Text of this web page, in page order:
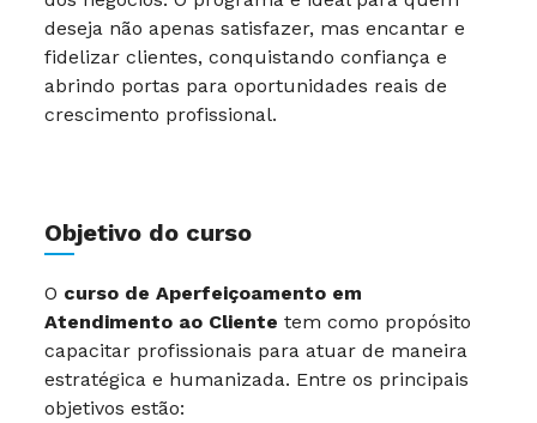
deseja não apenas satisfazer, mas encantar e
fidelizar clientes, conquistando confiança e
abrindo portas para oportunidades reais de
crescimento profissional.
Objetivo do curso
O curso de Aperfeiçoamento em
Atendimento ao Cliente tem como propósito
capacitar profissionais para atuar de maneira
estratégica e humanizada. Entre os principais
objetivos estão: